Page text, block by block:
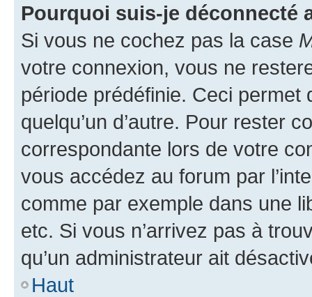
Pourquoi suis-je déconnecté
Si vous ne cochez pas la case
votre connexion, vous ne
période prédéfinie. Ceci permet
quelqu’un d’autre. Pour rester
correspondante lors de votre
vous accédez au forum par
comme par exemple dans une
etc. Si vous n’arrivez pas à
qu’un administrateur ait
Haut